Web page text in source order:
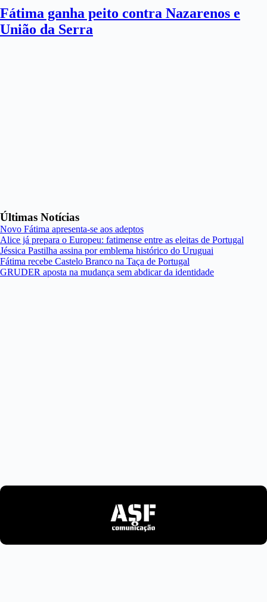
Fátima ganha peito contra Nazarenos e
União da Serra
Últimas Notícias
Novo Fátima apresenta-se aos adeptos
Alice já prepara o Europeu: fatimense entre as eleitas de Portugal
Jéssica Pastilha assina por emblema histórico do Uruguai
Fátima recebe Castelo Branco na Taça de Portugal
GRUDER aposta na mudança sem abdicar da identidade